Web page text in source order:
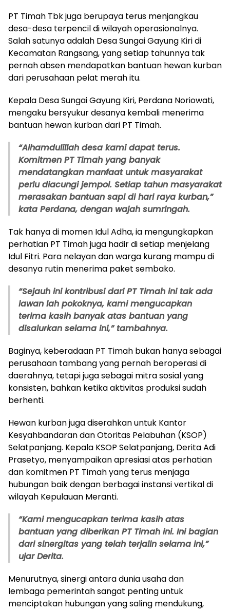
PT Timah Tbk juga berupaya terus menjangkau
desa-desa terpencil di wilayah operasionalnya.
Salah satunya adalah Desa Sungai Gayung Kiri di
Kecamatan Rangsang, yang setiap tahunnya tak
pernah absen mendapatkan bantuan hewan kurban
dari perusahaan pelat merah itu.
Kepala Desa Sungai Gayung Kiri, Perdana Noriowati,
mengaku bersyukur desanya kembali menerima
bantuan hewan kurban dari PT Timah.
“Alhamdulillah desa kami dapat terus.
Komitmen PT Timah yang banyak
mendatangkan manfaat untuk masyarakat
perlu diacungi jempol. Setiap tahun masyarakat
merasakan bantuan sapi di hari raya kurban,”
kata Perdana, dengan wajah sumringah.
Tak hanya di momen Idul Adha, ia mengungkapkan
perhatian PT Timah juga hadir di setiap menjelang
Idul Fitri. Para nelayan dan warga kurang mampu di
desanya rutin menerima paket sembako.
“Sejauh ini kontribusi dari PT Timah ini tak ada
lawan lah pokoknya, kami mengucapkan
terima kasih banyak atas bantuan yang
disalurkan selama ini,” tambahnya.
Baginya, keberadaan PT Timah bukan hanya sebagai
perusahaan tambang yang pernah beroperasi di
daerahnya, tetapi juga sebagai mitra sosial yang
konsisten, bahkan ketika aktivitas produksi sudah
berhenti.
Hewan kurban juga diserahkan untuk Kantor
Kesyahbandaran dan Otoritas Pelabuhan (KSOP)
Selatpanjang. Kepala KSOP Selatpanjang, Derita Adi
Prasetyo, menyampaikan apresiasi atas perhatian
dan komitmen PT Timah yang terus menjaga
hubungan baik dengan berbagai instansi vertikal di
wilayah Kepulauan Meranti.
“Kami mengucapkan terima kasih atas
bantuan yang diberikan PT Timah ini. Ini bagian
dari sinergitas yang telah terjalin selama ini,”
ujar Derita.
Menurutnya, sinergi antara dunia usaha dan
lembaga pemerintah sangat penting untuk
menciptakan hubungan yang saling mendukung,